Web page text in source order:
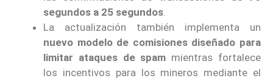
segundos a 25 segundos.
La actualización también implementa un
nuevo modelo de comisiones diseñado para
limitar ataques de spam mientras fortalece
los incentivos para los mineros mediante el